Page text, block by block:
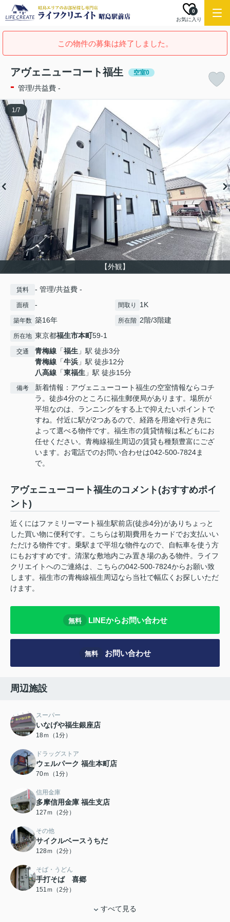
お気に入り
0
この物件の募集は終了しました。
アヴェニューコート福生 空室0
- 管理/共益費 -
【外観】
1/7
賃料 - 管理/共益費 -
面積 - 間取り 1K
築年数 築16年 所在階 2階/3階建
所在地 東京都福生市本町59-1
交通 青梅線 「福生 」駅 徒歩3分
青梅線 「牛浜 」駅 徒歩12分
八高線 「東福生 」駅 徒歩15分
備考
新着情報：アヴェニューコート福生の空室情報ならコチ
ラ。徒歩4分のところに福生郵便局があります。場所が
平坦なのは、ランニングをする上で抑えたいポイントで
すね。付近に駅が2つあるので、経路を用途や行き先に
よって選べる物件です。福生市の賃貸情報は私どもにお
任せください。青梅線福生周辺の賃貸も種類豊富にござ
います。お電話でのお問い合わせは042-500-7824ま
で。
アヴェニューコート福生のコメント(おすすめポイ
ント)
近くにはファミリーマート福生駅前店(徒歩4分)がありちょっと
した買い物に便利です。こちらは初期費用をカードでお支払いい
ただける物件です。乗駅まで平坦な物件なので、自転車を使う方
にもおすすめです。清潔な敷地内ごみ置き場のある物件。ライフ
クリエイトへのご連絡は、こちらの042-500-7824からお願い致
します。福生市の青梅線福生周辺なら当社で幅広くお探しいただ
けます。
無料 LINEからお問い合わせ
無料 お問い合わせ
周辺施設
スーパー
いなげや福生銀座店
18ｍ（1分）
ドラッグストア
ウェルパーク 福生本町店
70ｍ（1分）
信用金庫
多摩信用金庫 福生支店
127ｍ（2分）
その他
サイクルベースうちだ
128ｍ（2分）
そば・うどん
手打そば 喜郷
151ｍ（2分）
すべて見る